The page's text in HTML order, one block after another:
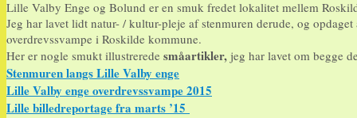
Lille Valby Enge og Bolund er en smuk fredet lokalitet mellem
Jeg har lavet lidt natur- / kultur-pleje af stenmuren derude, og
overdrevssvampe i Roskilde kommune.
Her er nogle smukt illustrerede småartikler, jeg har lavet om begge
Stenmuren langs Lille Valby enge
Lille Valby enge overdrevssvampe 2015
Lille billedreportage fra marts ’15